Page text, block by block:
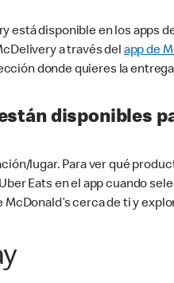
está disponible en los apps
a través del app de
donde quieres la
disponibles
lugar. Para ver qué
Eats en el app cuando
cerca de ti y